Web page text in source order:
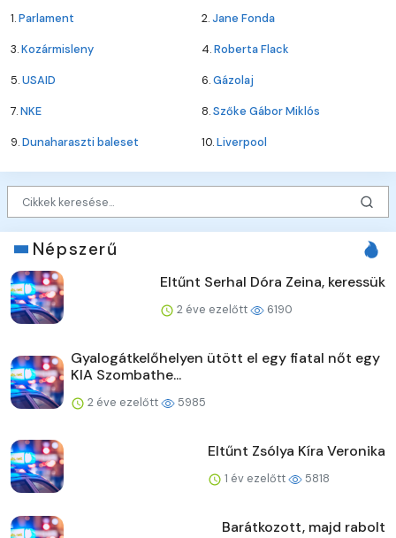
1.Parlament 2.Jane Fonda
3.Kozármisleny 4.Roberta Flack
5.USAID 6.Gázolaj
7.NKE 8.Szőke Gábor Miklós
9.Dunaharaszti baleset 10.Liverpool
Népszerű
Eltűnt Serhal Dóra Zeina, keressük
2 éve ezelőtt 6190
Gyalogátkelőhelyen ütött el egy fiatal nőt egy
KIA Szombathe...
2 éve ezelőtt 5985
Eltűnt Zsólya Kíra Veronika
1 év ezelőtt 5818
Barátkozott, majd rabolt